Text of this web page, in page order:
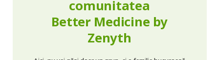
comunitatea
Better Medicine by
Zenyth